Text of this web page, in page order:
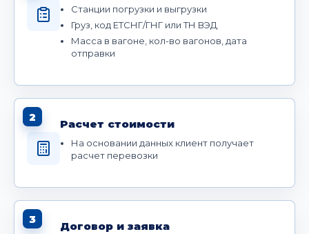
Станции погрузки и выгрузки
Груз, код ЕТСНГ/ГНГ или ТН ВЭД
Масса в вагоне, кол-во вагонов, дата
отправки
2
Расчет стоимости
На основании данных клиент получает
расчет перевозки
3
Договор и заявка